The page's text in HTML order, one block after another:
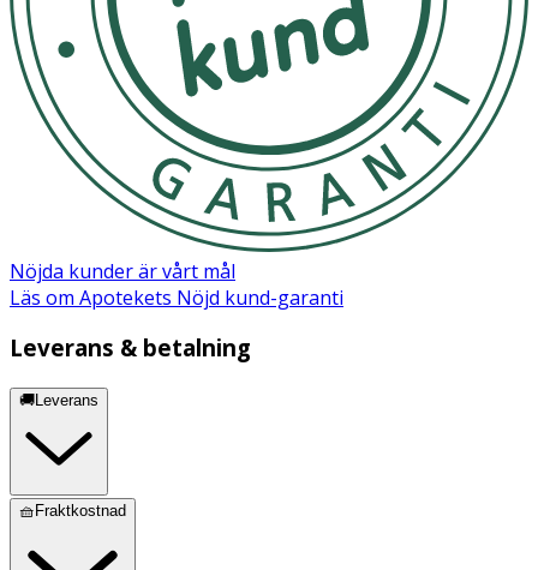
Nöjda kunder är vårt mål
Läs om Apotekets Nöjd kund-garanti
Leverans & betalning
🚚Leverans
🧺Fraktkostnad